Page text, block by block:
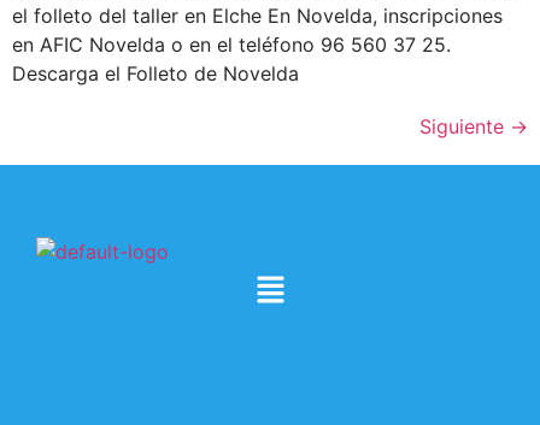
el folleto del taller en Elche En Novelda, inscripciones
en AFIC Novelda o en el teléfono 96 560 37 25.
Descarga el Folleto de Novelda
Siguiente →